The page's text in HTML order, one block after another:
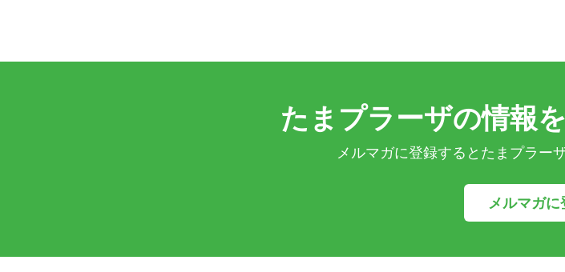
たまプラーザの情報
メルマガに登録するとたまプラー
メルマガに